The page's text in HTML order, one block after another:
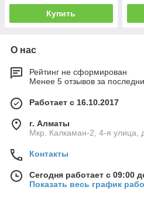
Купить
О нас
Рейтинг не сформирован
Менее 5 отзывов за
Работает с 16.10.2017
г. Алматы
Мкр. Калкаман-2, 4-я улица,
Контакты
Сегодня работает с 09:00
Показать весь график